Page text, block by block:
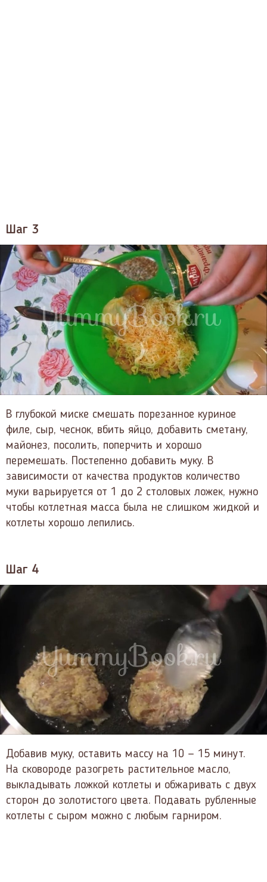
Шаг 3
В глубокой миске смешать порезанное куриное
филе, сыр, чеснок, вбить яйцо, добавить сметану,
майонез, посолить, поперчить и хорошо
перемешать. Постепенно добавить муку. В
зависимости от качества продуктов количество
муки варьируется от 1 до 2 столовых ложек, нужно
чтобы котлетная масса была не слишком жидкой и
котлеты хорошо лепились.
Шаг 4
Добавив муку, оставить массу на 10 — 15 минут.
На сковороде разогреть растительное масло,
выкладывать ложкой котлеты и обжаривать с двух
сторон до золотистого цвета. Подавать рубленные
котлеты с сыром можно с любым гарниром.